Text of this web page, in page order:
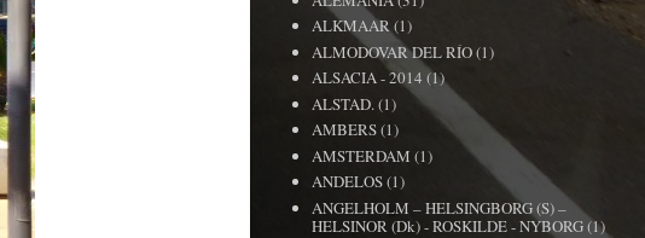
ALKMAAR(1)
ALMODOVAR DEL RÍO(1)
ALSACIA - 2014 (1)
ALSTAD. (1)
AMBERS(1)
AMSTERDAM (1)
ANDELOS(1)
ANGELHOLM – HELSINGBORG (S) –
HELSINOR (Dk) - ROSKILDE - NYBORG(1)